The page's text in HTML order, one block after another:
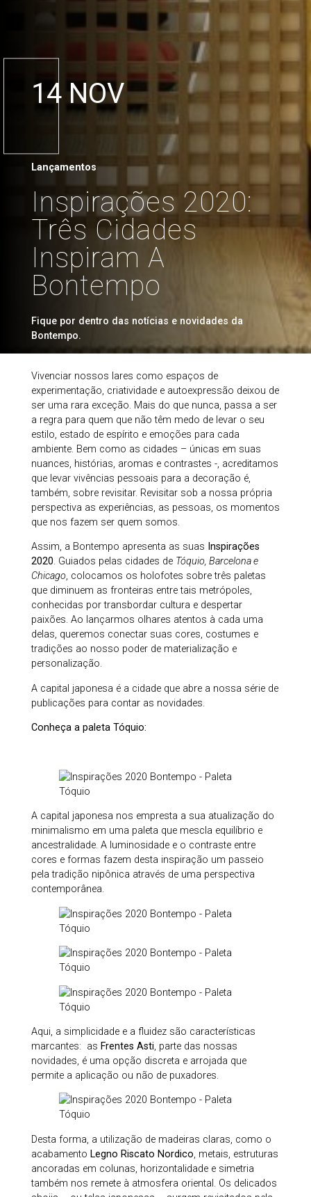
14 NOV
Lançamentos
Inspirações 2020:
Três Cidades
Inspiram A
Bontempo
Fique por dentro das notícias e novidades da
Bontempo.
Vivenciar nossos lares como espaços de
experimentação, criatividade e autoexpressão deixou de
ser uma rara exceção. Mais do que nunca, passa a ser
a regra para quem que não têm medo de levar o seu
estilo, estado de espírito e emoções para cada
ambiente. Bem como as cidades – únicas em suas
nuances, histórias, aromas e contrastes -, acreditamos
que levar vivências pessoais para a decoração é,
também, sobre revisitar. Revisitar sob a nossa própria
perspectiva as experiências, as pessoas, os momentos
que nos fazem ser quem somos.
Assim, a Bontempo apresenta as suas Inspirações
2020. Guiados pelas cidades de Tóquio, Barcelona e
Chicago, colocamos os holofotes sobre três paletas
que diminuem as fronteiras entre tais metrópoles,
conhecidas por transbordar cultura e despertar
paixões. Ao lançarmos olhares atentos à cada uma
delas, queremos conectar suas cores, costumes e
tradições ao nosso poder de materialização e
personalização.
A capital japonesa é a cidade que abre a nossa série de
publicações para contar as novidades.
Conheça a paleta Tóquio:
A capital japonesa nos empresta a sua atualização do
minimalismo em uma paleta que mescla equilíbrio e
ancestralidade. A luminosidade e o contraste entre
cores e formas fazem desta inspiração um passeio
pela tradição nipônica através de uma perspectiva
contemporânea.
Aqui, a simplicidade e a fluidez são características
marcantes: as Frentes Asti, parte das nossas
novidades, é uma opção discreta e arrojada que
permite a aplicação ou não de puxadores.
Desta forma, a utilização de madeiras claras, como o
acabamento Legno Riscato Nordico, metais, estruturas
ancoradas em colunas, horizontalidade e simetria
também nos remete à atmosfera oriental. Os delicados